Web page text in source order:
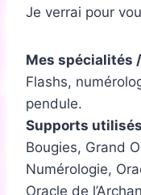
Je verrai pour
Mes spécialités
Flashs,
pendule.
Supports
Bougies, Grand
Numérologie,
Oracle de